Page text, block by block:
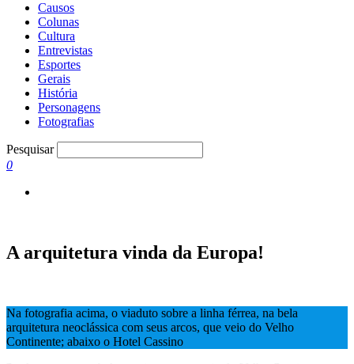
Causos
Colunas
Cultura
Entrevistas
Esportes
Gerais
História
Personagens
Fotografias
Pesquisar
0
A arquitetura vinda da Europa!
Na fotografia acima, o viaduto sobre a linha férrea, na bela
arquitetura neoclássica com seus arcos, que veio do Velho
Continente; abaixo o Hotel Cassino